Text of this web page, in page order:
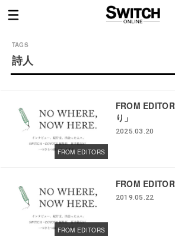
詩人
FROM EDITORS
FROM
り」
2025.03.20
FROM EDITORS
FROM
2019.05.22